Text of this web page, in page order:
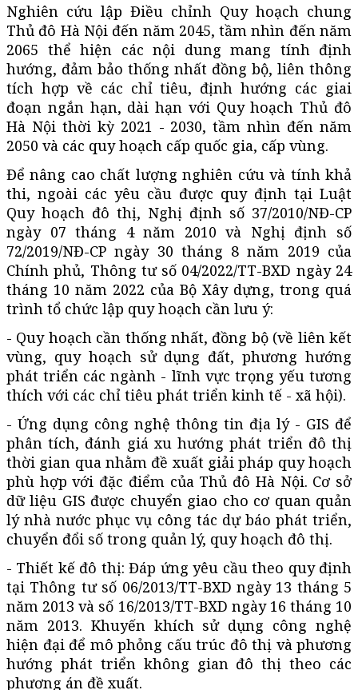
Nghiên cứu lập Điều chỉnh Quy hoạch chung
Thủ đô Hà Nội đến năm 2045, tầm nhìn đến năm
2065 thể hiện các nội dung mang tính định
hướng, đảm bảo thống nhất đồng bộ, liên thông
tích hợp về các chỉ tiêu, định hướng các giai
đoạn ngắn hạn, dài hạn với Quy hoạch Thủ đô
Hà Nội thời kỳ 2021 - 2030, tầm nhìn đến năm
2050 và các quy hoạch cấp quốc gia, cấp vùng.
Để nâng cao chất lượng nghiên cứu và tính khả
thi, ngoài các yêu cầu được quy định tại Luật
Quy hoạch đô thị, Nghị định số 37/2010/NĐ-CP
ngày 07 tháng 4 năm 2010 và Nghị định số
72/2019/NĐ-CP ngày 30 tháng 8 năm 2019 của
Chính phủ, Thông tư số 04/2022/TT-BXD ngày 24
tháng 10 năm 2022 của Bộ Xây dựng, trong quá
trình tổ chức lập quy hoạch cần lưu ý:
- Quy hoạch cần thống nhất, đồng bộ (về liên kết
vùng, quy hoạch sử dụng đất, phương hướng
phát triển các ngành - lĩnh vực trọng yếu tương
thích với các chỉ tiêu phát triển kinh tế - xã hội).
- Ứng dụng công nghệ thông tin địa lý - GIS để
phân tích, đánh giá xu hướng phát triển đô thị
thời gian qua nhằm đề xuất giải pháp quy hoạch
phù hợp với đặc điểm của Thủ đô Hà Nội. Cơ sở
dữ liệu GIS được chuyển giao cho cơ quan quản
lý nhà nước phục vụ công tác dự báo phát triển,
chuyển đổi số trong quản lý, quy hoạch đô thị.
- Thiết kế đô thị: Đáp ứng yêu cầu theo quy định
tại Thông tư số 06/2013/TT-BXD ngày 13 tháng 5
năm 2013 và số 16/2013/TT-BXD ngày 16 tháng 10
năm 2013. Khuyến khích sử dụng công nghệ
hiện đại để mô phỏng cấu trúc đô thị và phương
hướng phát triển không gian đô thị theo các
phương án đề xuất.